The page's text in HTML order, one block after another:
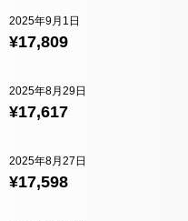
¥17,809
2025年9月1日
¥17,617
2025年8月29日
¥17,598
2025年8月27日